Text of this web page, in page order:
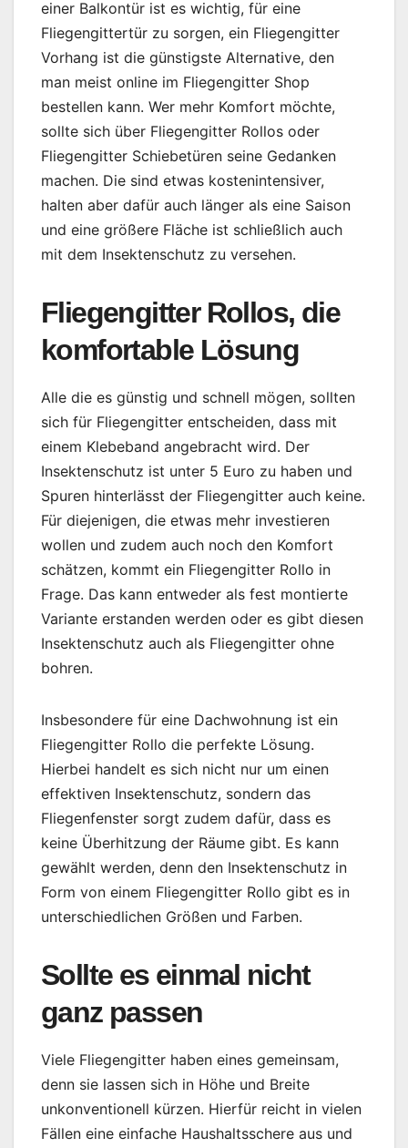
einer Balkontür ist es wichtig, für eine
Fliegengittertür zu sorgen, ein Fliegengitter
Vorhang ist die günstigste Alternative, den
man meist online im Fliegengitter Shop
bestellen kann. Wer mehr Komfort möchte,
sollte sich über Fliegengitter Rollos oder
Fliegengitter Schiebetüren seine Gedanken
machen. Die sind etwas kostenintensiver,
halten aber dafür auch länger als eine Saison
und eine größere Fläche ist schließlich auch
mit dem Insektenschutz zu versehen.
Fliegengitter Rollos, die
komfortable Lösung
Alle die es günstig und schnell mögen, sollten
sich für Fliegengitter entscheiden, dass mit
einem Klebeband angebracht wird. Der
Insektenschutz ist unter 5 Euro zu haben und
Spuren hinterlässt der Fliegengitter auch keine.
Für diejenigen, die etwas mehr investieren
wollen und zudem auch noch den Komfort
schätzen, kommt ein Fliegengitter Rollo in
Frage. Das kann entweder als fest montierte
Variante erstanden werden oder es gibt diesen
Insektenschutz auch als Fliegengitter ohne
bohren.
Insbesondere für eine Dachwohnung ist ein
Fliegengitter Rollo die perfekte Lösung.
Hierbei handelt es sich nicht nur um einen
effektiven Insektenschutz, sondern das
Fliegenfenster sorgt zudem dafür, dass es
keine Überhitzung der Räume gibt. Es kann
gewählt werden, denn den Insektenschutz in
Form von einem Fliegengitter Rollo gibt es in
unterschiedlichen Größen und Farben.
Sollte es einmal nicht
ganz passen
Viele Fliegengitter haben eines gemeinsam,
denn sie lassen sich in Höhe und Breite
unkonventionell kürzen. Hierfür reicht in vielen
Fällen eine einfache Haushaltsschere aus und